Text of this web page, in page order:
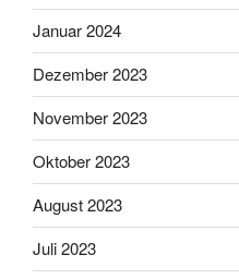
Januar 2024
Dezember 2023
November 2023
Oktober 2023
August 2023
Juli 2023